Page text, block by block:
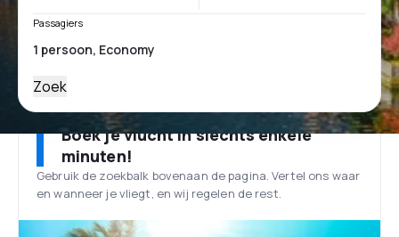
Passagiers
Zoek
Boek je vlucht in slechts enkele
minuten!
Gebruik de zoekbalk bovenaan de pagina. Vertel ons waar
en wanneer je vliegt, en wij regelen de rest.